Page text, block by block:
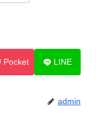
Pocket LINE
admin